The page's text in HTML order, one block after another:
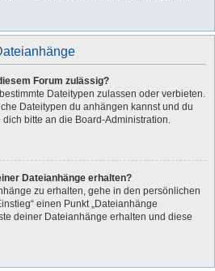
Forum zulässig?
Dateitypen zulassen oder verbieten.
Dateitypen du anhängen kannst und du
bitte an die Board-Administration.
Dateianhänge erhalten?
zu erhalten, gehe in den persönlichen
einen Punkt „Dateianhänge
deiner Dateianhänge erhalten und diese